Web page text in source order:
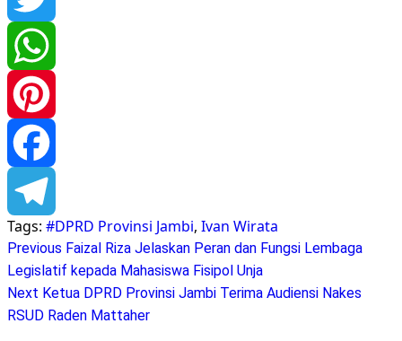
Twitter
WhatsApp
Pinterest
Facebook
Telegram
Tags: #DPRD Provinsi Jambi, Ivan Wirata
Continue
Reading
Previous Faizal Riza Jelaskan Peran dan Fungsi Lembaga
Legislatif kepada Mahasiswa Fisipol Unja
Next Ketua DPRD Provinsi Jambi Terima Audiensi Nakes
RSUD Raden Mattaher